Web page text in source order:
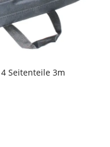
Seitenteile 3m